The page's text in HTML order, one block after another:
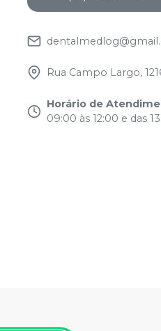
Rua Campo Largo,
Horário de
09:00 às 12:00 e das